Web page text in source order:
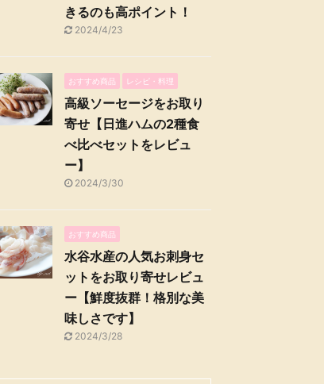
きるのも高ポイント！
2024/4/23
おすすめ商品 レシピ・料理
高級ソーセージをお取り
寄せ【日進ハムの2種食
べ比べセットをレビュ
ー】
2024/3/30
おすすめ商品
水谷水産の人気お刺身セ
ットをお取り寄せレビュ
ー【鮮度抜群！格別な美
味しさです】
2024/3/28